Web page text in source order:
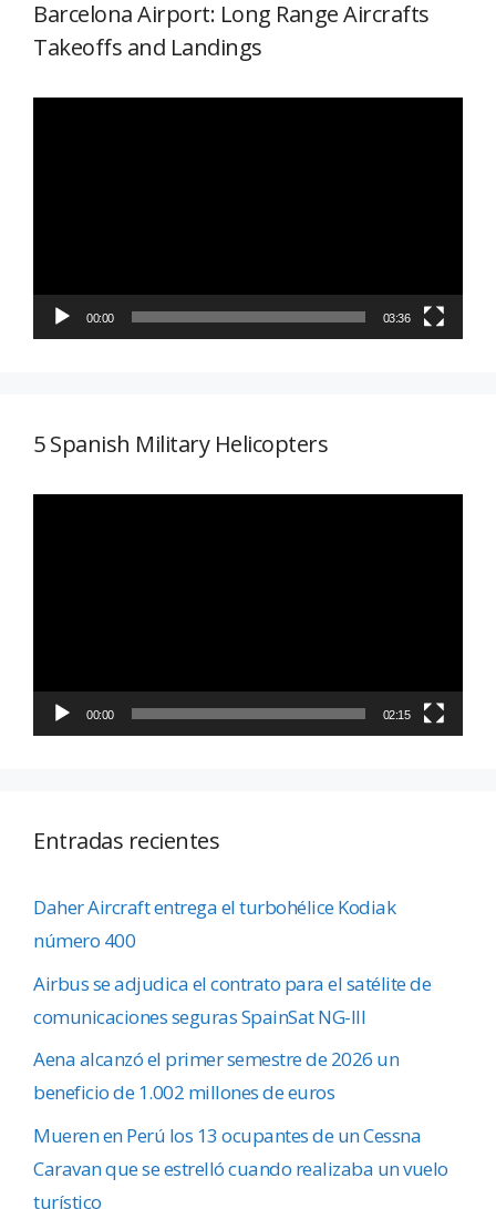
Barcelona Airport: Long Range Aircrafts
Takeoffs and Landings
00:00 03:36
5 Spanish Military Helicopters
00:00 02:15
Entradas recientes
Daher Aircraft entrega el turbohélice Kodiak
número 400
Airbus se adjudica el contrato para el satélite de
comunicaciones seguras SpainSat NG-III
Aena alcanzó el primer semestre de 2026 un
beneficio de 1.002 millones de euros
Mueren en Perú los 13 ocupantes de un Cessna
Caravan que se estrelló cuando realizaba un vuelo
turístico